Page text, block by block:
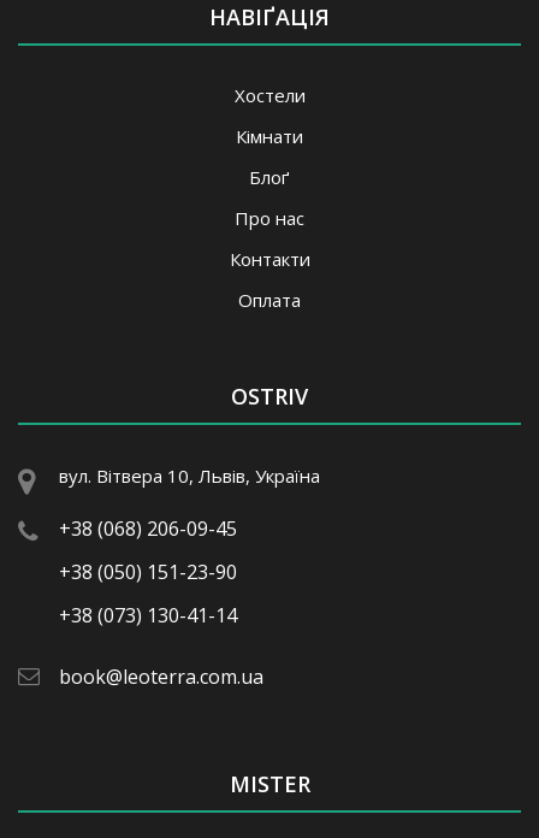
НАВІҐАЦІЯ
Хостели
Кімнати
Блоґ
Про нас
Контакти
Оплата
OSTRIV
вул. Вітвера 10, Львів, Україна
+38 (068) 206-09-45
+38 (050) 151-23-90
+38 (073) 130-41-14
book@leoterra.com.ua
MISTER